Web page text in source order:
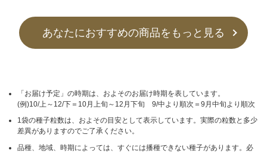
あなたにおすすめの商品をもっと見る
「お届け予定」の時期は、およそのお届け時期を表しています。
(例)10/上～12/下＝10月上旬～12月下旬 9/中より順次＝9月中旬より順次
1袋の種子粒数は、およその目安として表示しています。実際の粒数と多少
差異がありますのでご了承ください。
品種、地域、時期によっては、すぐには播種できない種子があります。必